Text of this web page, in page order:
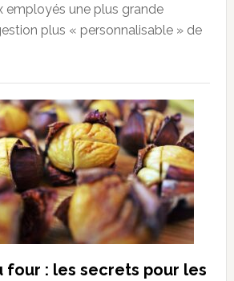
employés une plus grande
plus « personnalisable » de
four : les secrets pour les